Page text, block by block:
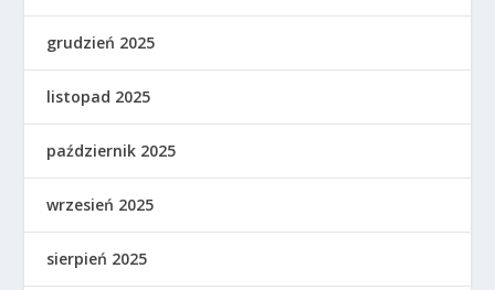
grudzień 2025
listopad 2025
październik 2025
wrzesień 2025
sierpień 2025